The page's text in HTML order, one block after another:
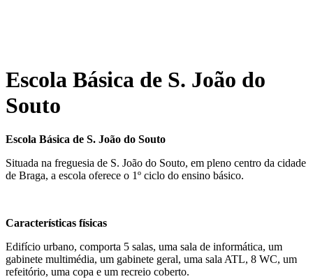
Escola Básica de S. João do
Souto
Escola Básica de S. João do Souto
Situada na freguesia de S. João do Souto, em pleno centro da cidade
de Braga, a escola oferece o 1º ciclo do ensino básico.
Características físicas
Edifício urbano, comporta 5 salas, uma sala de informática, um
gabinete multimédia, um gabinete geral, uma sala ATL, 8 WC, um
refeitório, uma copa e um recreio coberto.